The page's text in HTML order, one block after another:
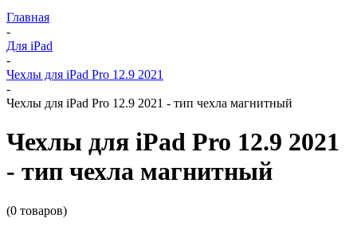
Главная
-
Для iPad
-
Чехлы для iPad Pro 12.9 2021
-
Чехлы для iPad Pro 12.9 2021 - тип чехла магнитный
Чехлы для iPad Pro 12.9 2021
- тип чехла магнитный
(0 товаров)